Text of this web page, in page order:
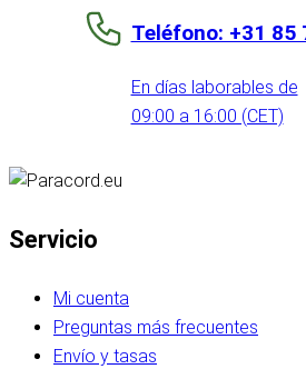
Teléfono: +31 85
En días laborables de
09:00 a 16:00 (CET)
Servicio
Mi cuenta
Preguntas más frecuentes
Envío y tasas